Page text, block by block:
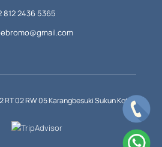
2436 5365
RT 02 RW 05 Karangbesuki Sukun Kota